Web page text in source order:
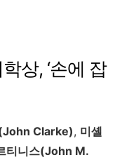
상, ‘손에 잡
Clarke), 미셸
티니스(John M.